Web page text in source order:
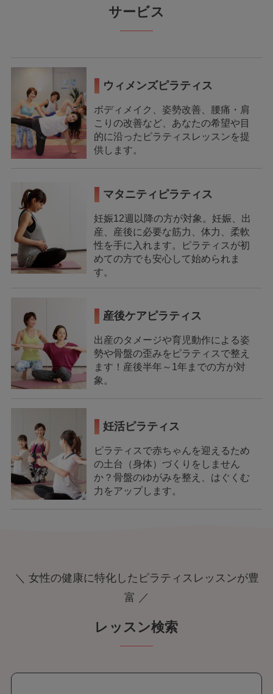
サービス
ウィメンズピラティス
ボディメイク、姿勢改善、腰痛・肩
こりの改善など、あなたの希望や目
的に沿ったピラティスレッスンを提
供します。
マタニティピラティス
妊娠12週以降の方が対象。妊娠、出
産、産後に必要な筋力、体力、柔軟
性を手に入れます。ピラティスが初
めての方でも安心して始められま
す。
産後ケアピラティス
出産のタメージや育児動作による姿
勢や骨盤の歪みをピラティスで整え
ます！産後半年～1年までの方が対
象。
妊活ピラティス
ピラティスで赤ちゃんを迎えるため
の土台（身体）づくりをしません
か？骨盤のゆがみを整え、はぐくむ
力をアップします。
＼ 女性の健康に特化したピラティスレッスンが豊
富 ／
レッスン検索